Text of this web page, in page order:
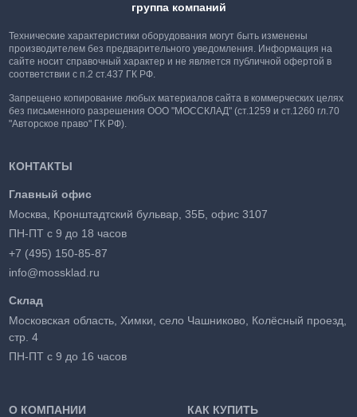
группа компаний
Технические характеристики оборудования могут быть изменены
производителем без предварительного уведомления. Информация на
сайте носит справочный характер и не является публичной офертой в
соответствии с п.2 ст.437 ГК РФ.
Запрещено копирование любых материалов сайта в коммерческих целях
без письменного разрешения ООО "МОССКЛАД" (ст.1259 и ст.1260 гл.70
"Авторское право" ГК РФ).
О КОМПАНИИ КАК КУПИТЬ
КОНТАКТЫ
Главный офис
Москва, Кронштадтский бульвар, 35Б, офис 3107
ПН-ПТ с 9 до 18 часов
+7 (495) 150-85-87
info@mossklad.ru
Склад
Московская область, Химки, село Чашниково, Колёсный проезд,
стр. 4
ПН-ПТ с 9 до 16 часов